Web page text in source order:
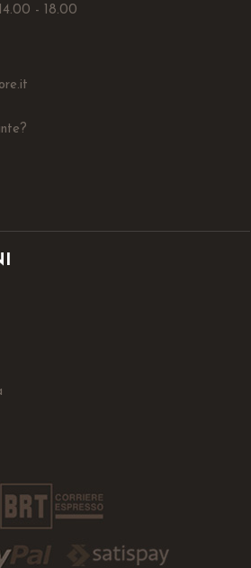
- 18.00